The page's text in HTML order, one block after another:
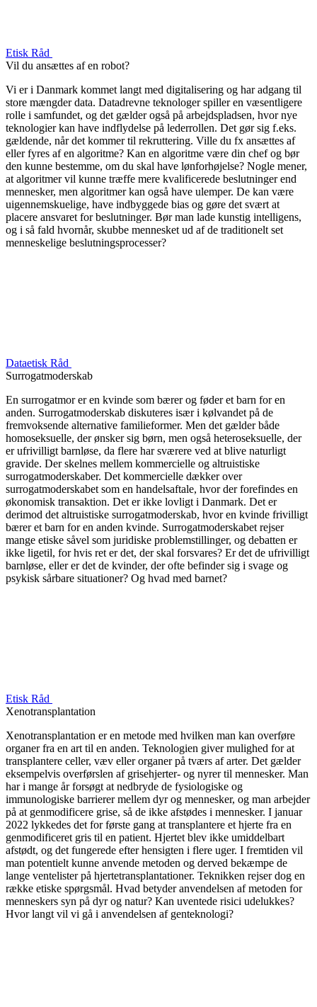
Etisk Råd
Vil du ansættes af en robot?
Vi er i Danmark kommet langt med digitalisering og har adgang til
store mængder data. Datadrevne teknologer spiller en væsentligere
rolle i samfundet, og det gælder også på arbejdspladsen, hvor nye
teknologier kan have indflydelse på lederrollen. Det gør sig f.eks.
gældende, når det kommer til rekruttering. Ville du fx ansættes af
eller fyres af en algoritme? Kan en algoritme være din chef og bør
den kunne bestemme, om du skal have lønforhøjelse? Nogle mener,
at algoritmer vil kunne træffe mere kvalificerede beslutninger end
mennesker, men algoritmer kan også have ulemper. De kan være
uigennemskuelige, have indbyggede bias og gøre det svært at
placere ansvaret for beslutninger. Bør man lade kunstig intelligens,
og i så fald hvornår, skubbe mennesket ud af de traditionelt set
menneskelige beslutningsprocesser?
Dataetisk Råd
Surrogatmoderskab
En surrogatmor er en kvinde som bærer og føder et barn for en
anden. Surrogatmoderskab diskuteres især i kølvandet på de
fremvoksende alternative familieformer. Men det gælder både
homoseksuelle, der ønsker sig børn, men også heteroseksuelle, der
er ufrivilligt barnløse, da flere har sværere ved at blive naturligt
gravide. Der skelnes mellem kommercielle og altruistiske
surrogatmoderskaber. Det kommercielle dækker over
surrogatmoderskabet som en handelsaftale, hvor der forefindes en
økonomisk transaktion. Det er ikke lovligt i Danmark. Det er
derimod det altruistiske surrogatmoderskab, hvor en kvinde frivilligt
bærer et barn for en anden kvinde. Surrogatmoderskabet rejser
mange etiske såvel som juridiske problemstillinger, og debatten er
ikke ligetil, for hvis ret er det, der skal forsvares? Er det de ufrivilligt
barnløse, eller er det de kvinder, der ofte befinder sig i svage og
psykisk sårbare situationer? Og hvad med barnet?
Etisk Råd
Xenotransplantation
Xenotransplantation er en metode med hvilken man kan overføre
organer fra en art til en anden. Teknologien giver mulighed for at
transplantere celler, væv eller organer på tværs af arter. Det gælder
eksempelvis overførslen af grisehjerter- og nyrer til mennesker. Man
har i mange år forsøgt at nedbryde de fysiologiske og
immunologiske barrierer mellem dyr og mennesker, og man arbejder
på at genmodificere grise, så de ikke afstødes i mennesker. I januar
2022 lykkedes det for første gang at transplantere et hjerte fra en
genmodificeret gris til en patient. Hjertet blev ikke umiddelbart
afstødt, og det fungerede efter hensigten i flere uger. I fremtiden vil
man potentielt kunne anvende metoden og derved bekæmpe de
lange ventelister på hjertetransplantationer. Teknikken rejser dog en
række etiske spørgsmål. Hvad betyder anvendelsen af metoden for
menneskers syn på dyr og natur? Kan uventede risici udelukkes?
Hvor langt vil vi gå i anvendelsen af genteknologi?